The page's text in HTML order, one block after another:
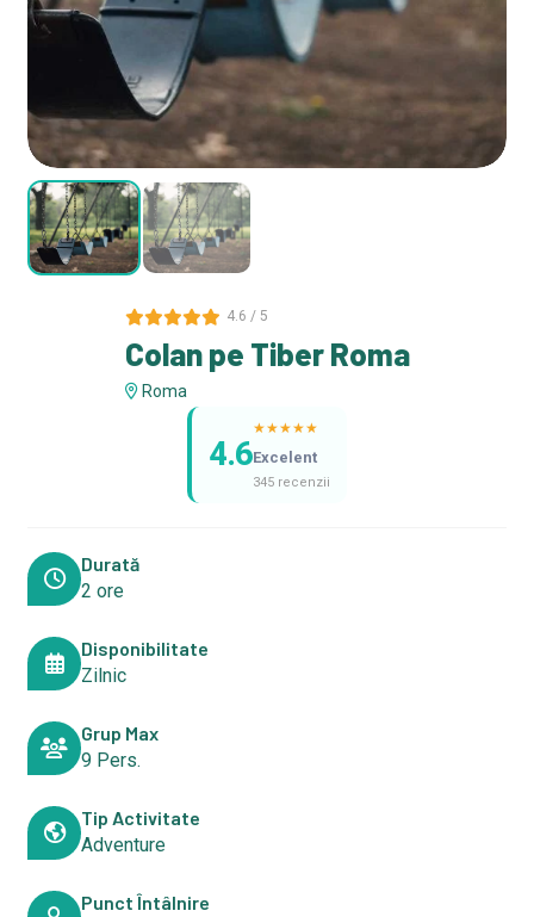
4.6 / 5
Colan pe Tiber Roma
Roma
4.6
★★★★★
Excelent
345 recenzii
Durată
2 ore
Disponibilitate
Zilnic
Grup Max
9 Pers.
Tip Activitate
Adventure
Punct Întâlnire